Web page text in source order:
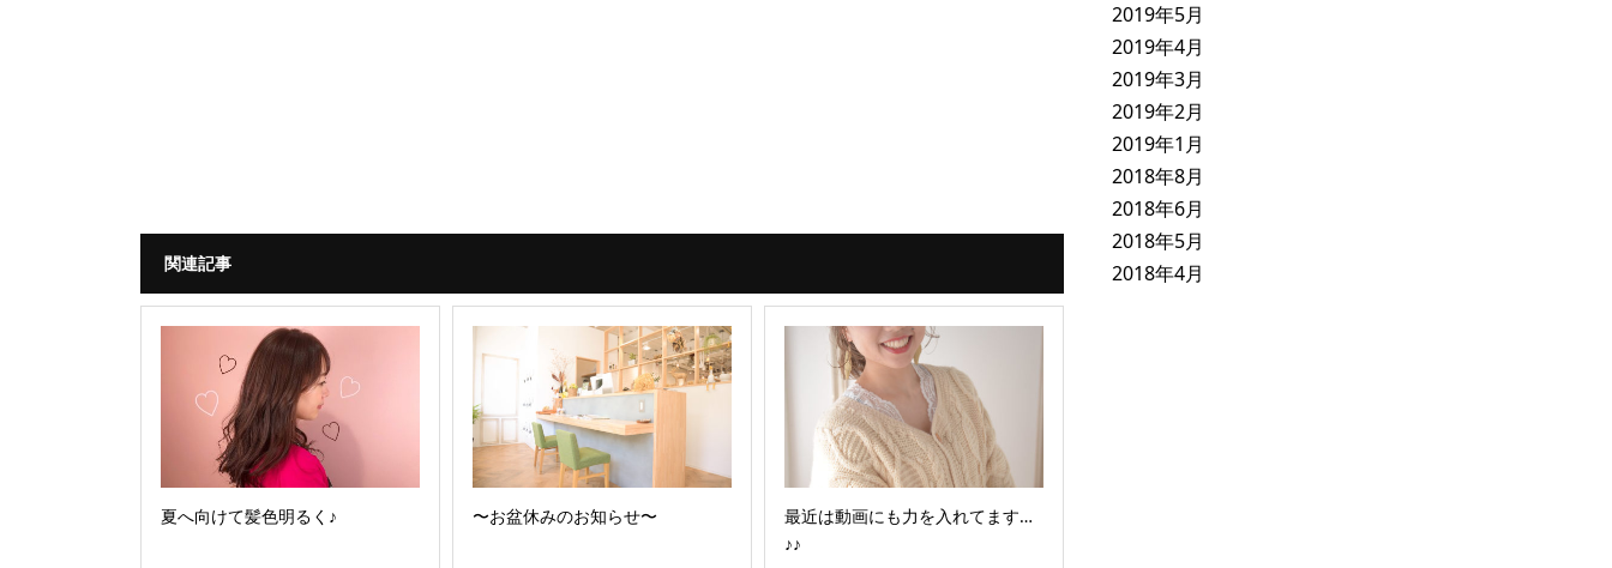
関連記事
夏へ向けて髪色明るく♪ 〜お盆休みのお知らせ〜
最近は動画にも力を入れてます…
♪♪
2019年5月
2019年4月
2019年3月
2019年2月
2019年1月
2018年8月
2018年6月
2018年5月
2018年4月